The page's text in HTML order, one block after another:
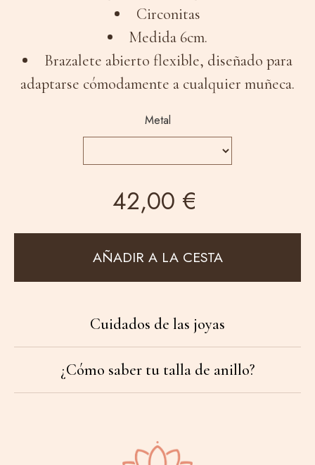
Circonitas
Medida 6cm.
Brazalete abierto flexible, diseñado para
adaptarse cómodamente a cualquier muñeca.
Metal
42,00 €
AÑADIR A LA CESTA
Cuidados de las joyas
¿Cómo saber tu talla de anillo?